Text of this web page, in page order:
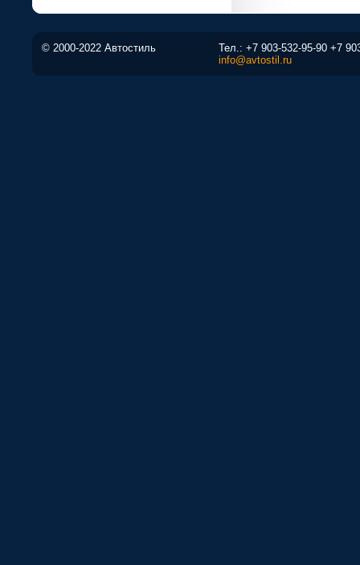
© 2000-2022 Автостиль Тел.: +7 903-532-95-90 +7
info@avtostil.ru